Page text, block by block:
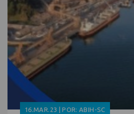
16.MAR.23 | POR: ABIH-SC